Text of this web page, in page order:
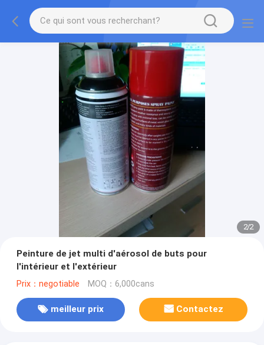
2/2
Peinture de jet multi d'aérosol de buts pour
l'intérieur et l'extérieur
Prix：negotiable MOQ：6,000cans
meilleur prix Contactez